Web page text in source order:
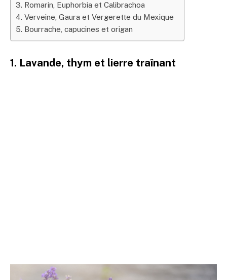
3. Romarin, Euphorbia et Calibrachoa
4. Verveine, Gaura et Vergerette du Mexique
5. Bourrache, capucines et origan
1. Lavande, thym et lierre traînant